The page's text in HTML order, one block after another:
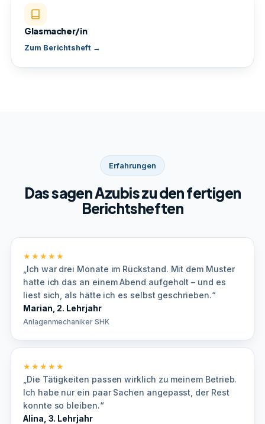
Glasmacher/in
Zum Berichtsheft →
Erfahrungen
Das sagen Azubis zu den fertigen
Berichtsheften
★★★★★
„Ich war drei Monate im Rückstand. Mit dem Muster
hatte ich das an einem Abend aufgeholt – und es
liest sich, als hätte ich es selbst geschrieben.“
Marian, 2. Lehrjahr
Anlagenmechaniker SHK
★★★★★
„Die Tätigkeiten passen wirklich zu meinem Betrieb.
Ich habe nur ein paar Sachen angepasst, der Rest
konnte so bleiben.“
Alina, 3. Lehrjahr